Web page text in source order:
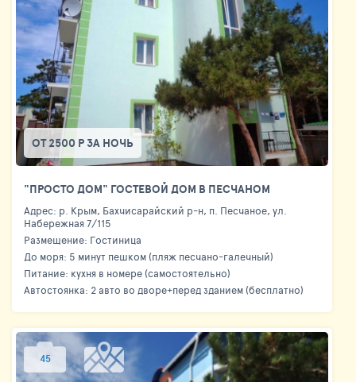
ОТ 2500 Р ЗА НОЧЬ
"ПРОСТО ДОМ" ГОСТЕВОЙ ДОМ В ПЕСЧАНОМ
Адрес: р. Крым, Бахчисарайский р-н, п. Песчаное, ул.
Набережная 7/115
Размещение: Гостиница
До моря: 5 минут пешком (пляж песчано-галечный)
Питание: кухня в номере (самостоятельно)
Автостоянка: 2 авто во дворе+перед зданием (бесплатно)
45